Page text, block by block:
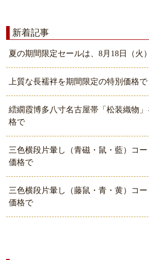
新着記事
夏の期間限定セールは、8月18日（火
上質な長襦袢を期間限定の特別価格で
繧繝霞博多八寸名古屋帯「松装織物
格で
三色横段片暈し（青磁・鼠・藍）コ
価格で
三色横段片暈し（藤鼠・青・黄）コ
価格で